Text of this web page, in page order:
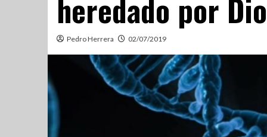
heredado por
Pedro Herrera 02/07/2019